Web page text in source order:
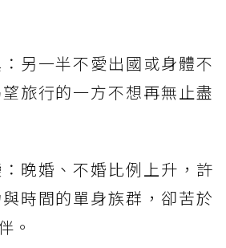
另一半不愛出國或身體不
旅行的一方不想再無止盡
晚婚、不婚比例上升，許
時間的單身族群，卻苦於
。